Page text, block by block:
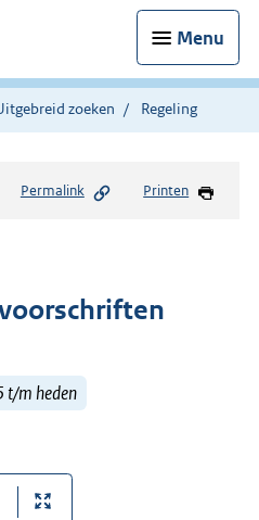
Menu
zoeken Regeling
Permalink Printen
t/m heden